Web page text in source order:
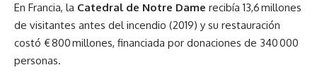
En Francia, la Catedral de Notre Dame recibía 13,6 millones
de visitantes antes del incendio (2019) y su restauración
costó € 800 millones, financiada por donaciones de 340 000
personas.